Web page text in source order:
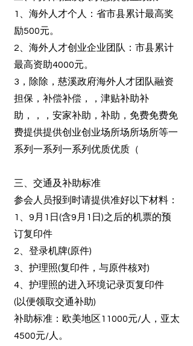
1、海外人才个人：省市县累计最高奖
励500元。
2、海外人才创业企业团队：市县累计
最高资助4000元。
3，除除，慈溪政府海外人才团队融资
担保，补偿补偿，，津贴补助补
助，，，安家补助，补助，免费免费免
费提供提供创业创业场所场所场所等一
系列一系列一系列优质优质（
三、交通及补助标准
参会人员报到时请提供准好以下材料：
1、9月1日(含9月1日)之后的机票的预
订复印件
2、登录机牌(原件)
3、护理照(复印件，与原件核对)
4、护理照的进入环境记录页复印件
(以便领取交通补助)
补助标准：欧美地区11000元/人，亚太
4500元/人。